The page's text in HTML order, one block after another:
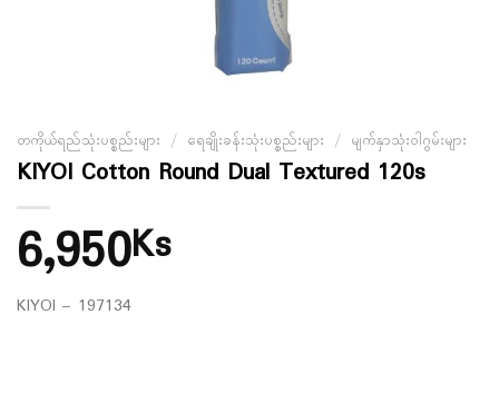
တကိုယ်ရည်သုံးပစ္စည်းများ / ရေချိုးခန်းသုံးပစ္စည်းများ / မျက်နှာသုံးဝါဂွမ်းများ
KIYOI Cotton Round Dual Textured 120s
6,950Ks
KIYOI – 197134